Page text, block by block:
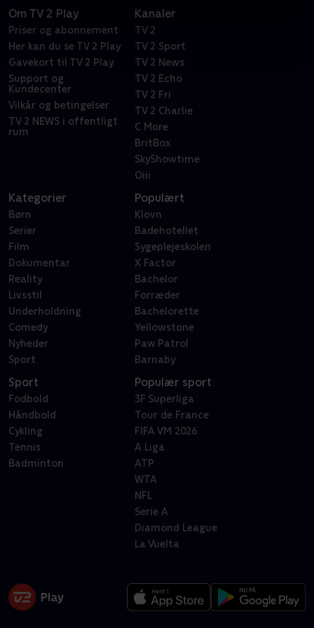
Om TV 2 Play
Priser og abonnement
Her kan du se TV 2 Play
Gavekort til TV 2 Play
Support og
Kundecenter
Vilkår og betingelser
TV 2 NEWS i offentligt
rum
Kanaler
TV 2
TV 2 Sport
TV 2 News
TV 2 Echo
TV 2 Fri
TV 2 Charlie
C More
BritBox
SkyShowtime
Oiii
Kategorier
Børn
Serier
Film
Dokumentar
Reality
Livsstil
Underholdning
Comedy
Nyheder
Sport
Populært
Klovn
Badehotellet
Sygeplejeskolen
X Factor
Bachelor
Forræder
Bachelorette
Yellowstone
Paw Patrol
Barnaby
Sport
Fodbold
Håndbold
Cykling
Tennis
Badminton
Populær sport
3F Superliga
Tour de France
FIFA VM 2026
A Liga
ATP
WTA
NFL
Serie A
Diamond League
La Vuelta